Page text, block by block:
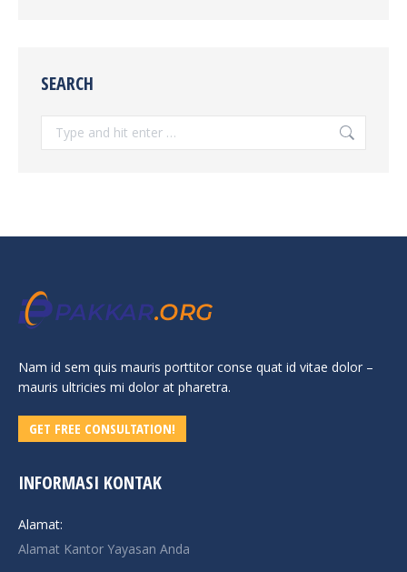
SEARCH
Search:
Nam id sem quis mauris porttitor conse quat id vitae dolor –
mauris ultricies mi dolor at pharetra.
GET FREE CONSULTATION!
INFORMASI KONTAK
Alamat:
Alamat Kantor Yayasan Anda